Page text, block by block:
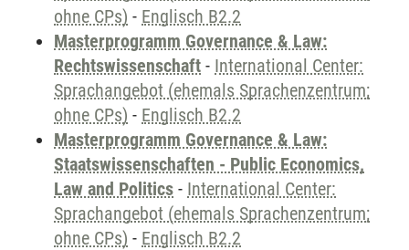
ohne CPs) - Englisch B2.2
Masterprogramm Governance & Law:
Rechtswissenschaft - International Center:
Sprachangebot (ehemals Sprachenzentrum;
ohne CPs) - Englisch B2.2
Masterprogramm Governance & Law:
Staatswissenschaften - Public Economics,
Law and Politics - International Center:
Sprachangebot (ehemals Sprachenzentrum;
ohne CPs) - Englisch B2.2